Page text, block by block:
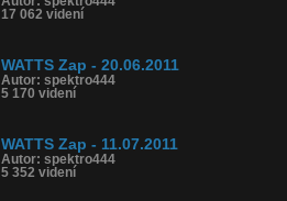
17 062 videní
WATTS Zap - 20.06.2011
Autor: spektro444
5 170 videní
WATTS Zap - 11.07.2011
Autor: spektro444
5 352 videní